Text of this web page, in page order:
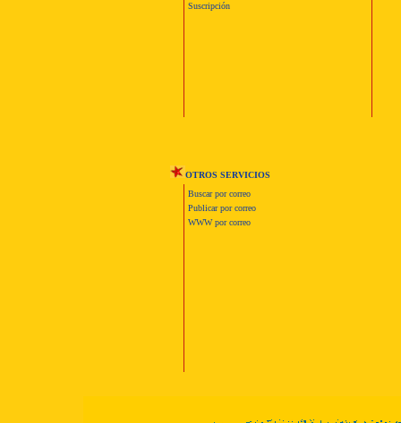
Suscripción
OTROS SERVICIOS
Buscar por correo
Publicar por correo
WWW por correo